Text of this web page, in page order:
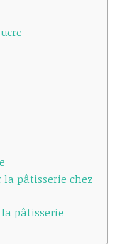
la pâtisserie chez
pâtisserie